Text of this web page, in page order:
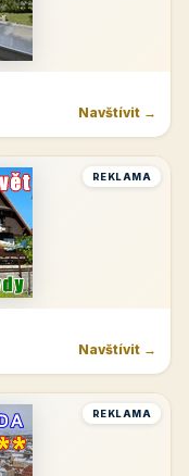
Navštívit →
REKLAMA
Navštívit →
REKLAMA